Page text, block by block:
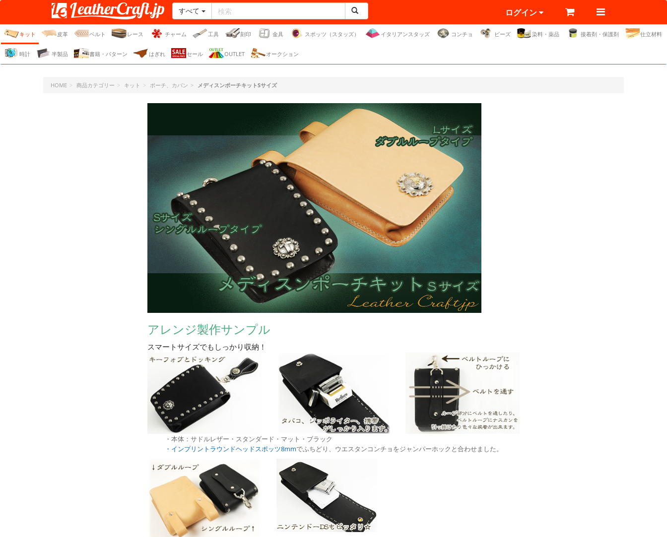
レザークラフト・ドット・
ジェーピー
すべて ログイン
キット 皮革 ベルト レース チャーム 工具 刻印 金具 スポッツ（スタッズ） イタリアンスタッズ コンチョ ビーズ 染料・薬品 接着剤・保護剤 仕立材料
時計 半製品 書籍・パターン はぎれ セール OUTLET オークション
HOME 商品カテゴリー キット ポーチ、カバン メディスンポーチキットSサイズ
アレンジ製作サンプル
スマートサイズでもしっかり収納！
・本体：サドルレザー・スタンダード・マット・ブラック
・インプリントラウンドヘッドスポッツ8mmでふちどり、ウエスタンコンチョをジャンパーホックと合わせました。